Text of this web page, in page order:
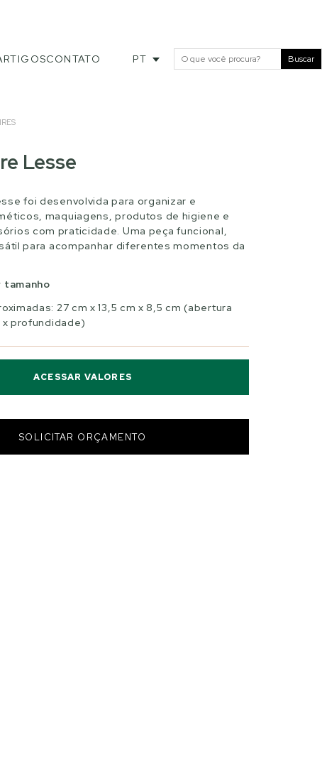
CONTATO PT Buscar
Lesse
foi desenvolvida para organizar e
maquiagens, produtos de higiene e
com praticidade. Uma peça funcional,
para acompanhar diferentes momentos da
tamanho
27 cm x 13,5 cm x 8,5 cm (abertura
profundidade)
ACESSAR VALORES
SOLICITAR ORÇAMENTO